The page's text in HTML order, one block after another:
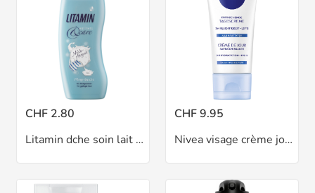
CHF 2.80
Litamin dche soin lait 250 ml
CHF 9.95
Nivea visage crème jour 50 ml